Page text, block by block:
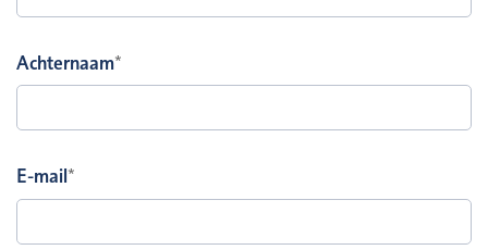
Achternaam*
E-mail *